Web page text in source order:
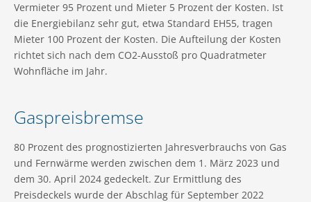
Vermieter 95 Prozent und Mieter 5 Prozent der Kosten. Ist
die Energiebilanz sehr gut, etwa Standard EH55, tragen
Mieter 100 Prozent der Kosten. Die Aufteilung der Kosten
richtet sich nach dem CO2-Ausstoß pro Quadratmeter
Wohnfläche im Jahr.
Gaspreisbremse
80 Prozent des prognostizierten Jahresverbrauchs von Gas
und Fernwärme werden zwischen dem 1. März 2023 und
dem 30. April 2024 gedeckelt. Zur Ermittlung des
Preisdeckels wurde der Abschlag für September 2022